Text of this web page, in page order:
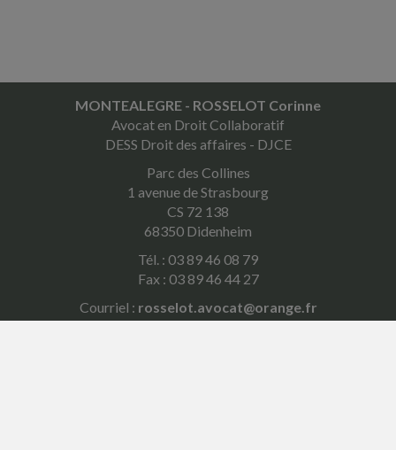
MONTEALEGRE - ROSSELOT Corinne
Avocat en Droit Collaboratif
DESS Droit des affaires - DJCE
Parc des Collines
1 avenue de Strasbourg
CS 72 138
68350 Didenheim
Tél. : 03 89 46 08 79
Fax : 03 89 46 44 27
Courriel : rosselot.avocat@orange.fr